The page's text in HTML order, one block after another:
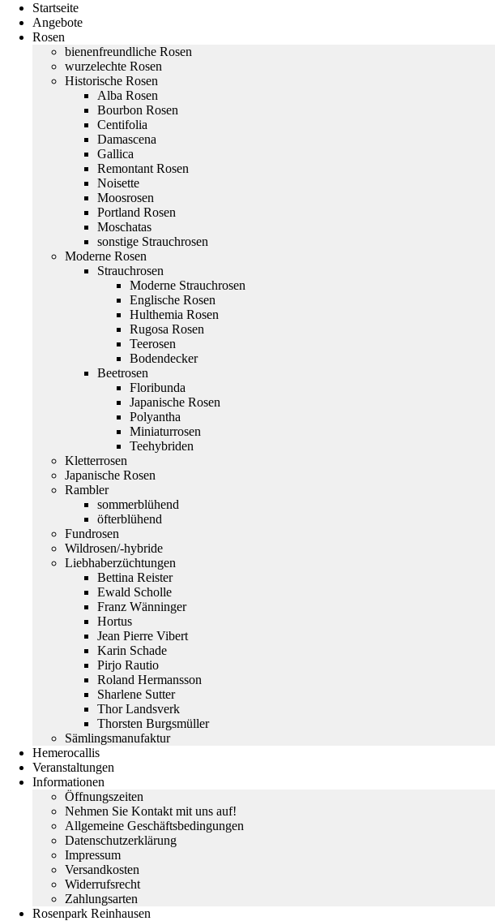
Startseite
Angebote
Rosen
bienenfreundliche Rosen
wurzelechte Rosen
Historische Rosen
Alba Rosen
Bourbon Rosen
Centifolia
Damascena
Gallica
Remontant Rosen
Noisette
Moosrosen
Portland Rosen
Moschatas
sonstige Strauchrosen
Moderne Rosen
Strauchrosen
Moderne Strauchrosen
Englische Rosen
Hulthemia Rosen
Rugosa Rosen
Teerosen
Bodendecker
Beetrosen
Floribunda
Japanische Rosen
Polyantha
Miniaturrosen
Teehybriden
Kletterrosen
Japanische Rosen
Rambler
sommerblühend
öfterblühend
Fundrosen
Wildrosen/-hybride
Liebhaberzüchtungen
Bettina Reister
Ewald Scholle
Franz Wänninger
Hortus
Jean Pierre Vibert
Karin Schade
Pirjo Rautio
Roland Hermansson
Sharlene Sutter
Thor Landsverk
Thorsten Burgsmüller
Sämlingsmanufaktur
Hemerocallis
Veranstaltungen
Informationen
Öffnungszeiten
Nehmen Sie Kontakt mit uns auf!
Allgemeine Geschäftsbedingungen
Datenschutzerklärung
Impressum
Versandkosten
Widerrufsrecht
Zahlungsarten
Rosenpark Reinhausen